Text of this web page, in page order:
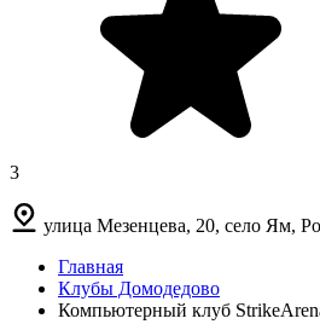
3
улица Мезенцева, 20, село Ям,
Главная
Клубы Домодедово
Компьютерный клуб